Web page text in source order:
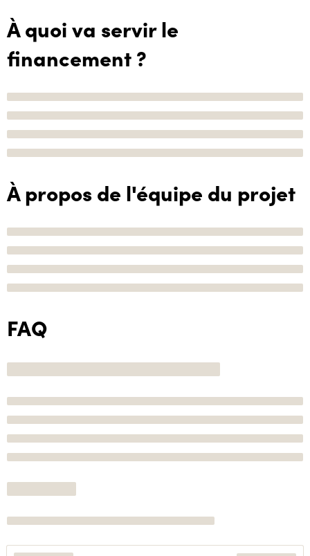
À quoi va servir le
financement ?
À propos de l'équipe du projet
FAQ